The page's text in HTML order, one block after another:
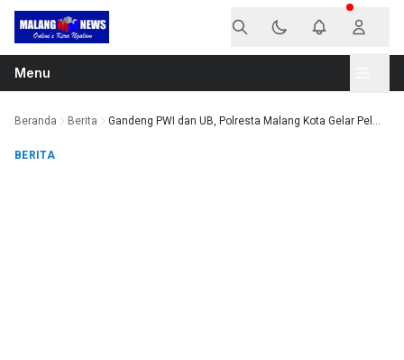
Langsung ke konten
Menu
Beranda Berita Gandeng PWI dan UB, Polresta Malang Kota Gelar Pel...
BERITA